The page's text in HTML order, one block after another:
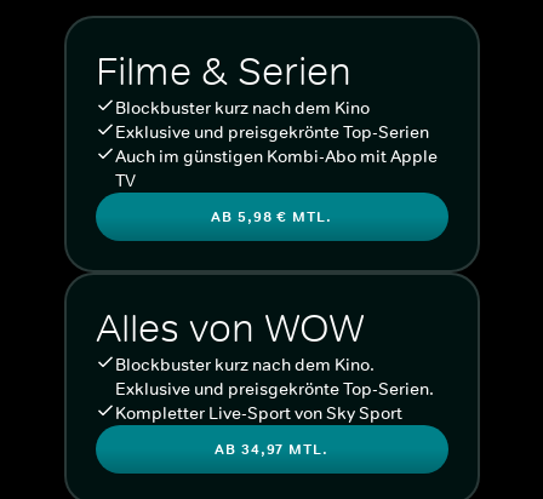
Filme & Serien
Blockbuster kurz nach dem Kino
Exklusive und preisgekrönte Top-Serien
Auch im günstigen Kombi-Abo mit Apple
TV
AB 5,98 € MTL.
Alles von WOW
Blockbuster kurz nach dem Kino.
Exklusive und preisgekrönte Top-Serien.
Kompletter Live-Sport von Sky Sport
AB 34,97 MTL.